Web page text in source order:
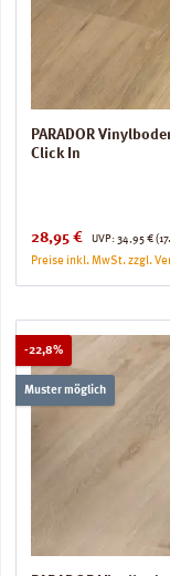
PARADOR
Click In
Verkaufspreis:
28,95 € UVP:
Regulärer
34,95 €
Preise inkl. MwSt. zzgl.
-22,8%Rabatt
Muster möglich